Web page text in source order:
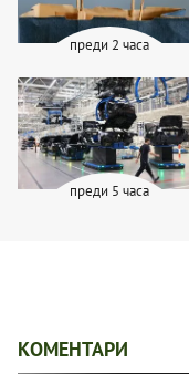
преди 2 часа
преди 5 часа
КОМЕНТАРИ